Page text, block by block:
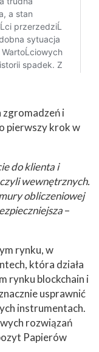
zgromadzeń i
pierwszy krok w
do klienta i
wewnętrznych.
obliczeniowej
–
rynku, w
która działa
rynku blockchain i
usprawnić
instrumentach.
rozwiązań
Papierów